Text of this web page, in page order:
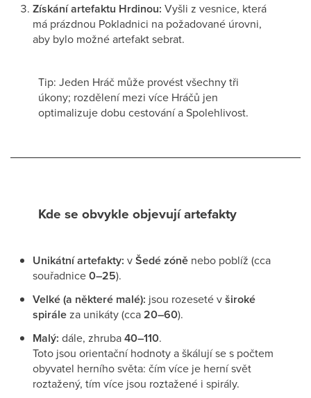
Získání artefaktu Hrdinou: Vyšli z vesnice, která
má prázdnou Pokladnici na požadované úrovni,
aby bylo možné artefakt sebrat.
Tip: Jeden Hráč může provést všechny tři
úkony; rozdělení mezi více Hráčů jen
optimalizuje dobu cestování a Spolehlivost.
Kde se obvykle objevují artefakty
Unikátní artefakty: vŠedé zóně nebo poblíž (cca
souřadnice0–25).
Velké (a některé malé): jsou rozeseté vširoké
spiráleza unikáty (cca20–60).
Malý: dále, zhruba40–110.
Toto jsou orientační hodnoty a škálují se s počtem
obyvatel herního světa: čím více je herní svět
roztažený, tím více jsou roztažené i spirály.